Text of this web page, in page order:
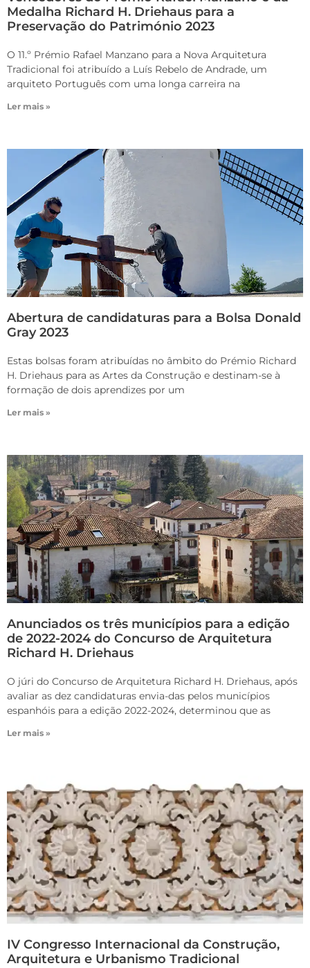
Medalha Richard H. Driehaus para a
Preservação do Património 2023
O 11.º Prémio Rafael Manzano para a Nova Arquitetura
Tradicional foi atribuído a Luís Rebelo de Andrade, um
arquiteto Português com uma longa carreira na
Ler mais »
Abertura de candidaturas para a Bolsa Donald
Gray 2023
Estas bolsas foram atribuídas no âmbito do Prémio Richard
H. Driehaus para as Artes da Construção e destinam-se à
formação de dois aprendizes por um
Ler mais »
Anunciados os três municípios para a edição
de 2022-2024 do Concurso de Arquitetura
Richard H. Driehaus
O júri do Concurso de Arquitetura Richard H. Driehaus, após
avaliar as dez candidaturas envia-das pelos municípios
espanhóis para a edição 2022-2024, determinou que as
Ler mais »
IV Congresso Internacional da Construção,
Arquitetura e Urbanismo Tradicional